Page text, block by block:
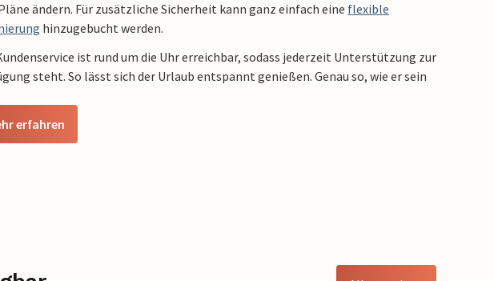
ändern. Für zusätzliche Sicherheit kann ganz einfach eine flexible
hinzugebucht werden.
ist rund um die Uhr erreichbar, sodass jederzeit Unterstützung zur
steht. So lässt sich der Urlaub entspannt genießen. Genau so, wie er sein
erfahren